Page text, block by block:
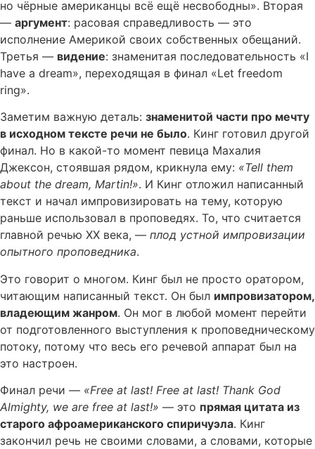
но чёрные американцы всё ещё несвободны». Вторая
— аргумент: расовая справедливость — это
исполнение Америкой своих собственных обещаний.
Третья — видение: знаменитая последовательность «I
have a dream», переходящая в финал «Let freedom
ring».
Заметим важную деталь: знаменитой части про мечту
в исходном тексте речи не было. Кинг готовил другой
финал. Но в какой-то момент певица Махалия
Джексон, стоявшая рядом, крикнула ему: «Tell them
about the dream, Martin!». И Кинг отложил написанный
текст и начал импровизировать на тему, которую
раньше использовал в проповедях. То, что считается
главной речью XX века, — плод устной импровизации
опытного проповедника.
Это говорит о многом. Кинг был не просто оратором,
читающим написанный текст. Он был импровизатором,
владеющим жанром. Он мог в любой момент перейти
от подготовленного выступления к проповедническому
потоку, потому что весь его речевой аппарат был на
это настроен.
Финал речи — «Free at last! Free at last! Thank God
Almighty, we are free at last!» — это прямая цитата из
старого афроамериканского спиричуэла. Кинг
закончил речь не своими словами, а словами, которые